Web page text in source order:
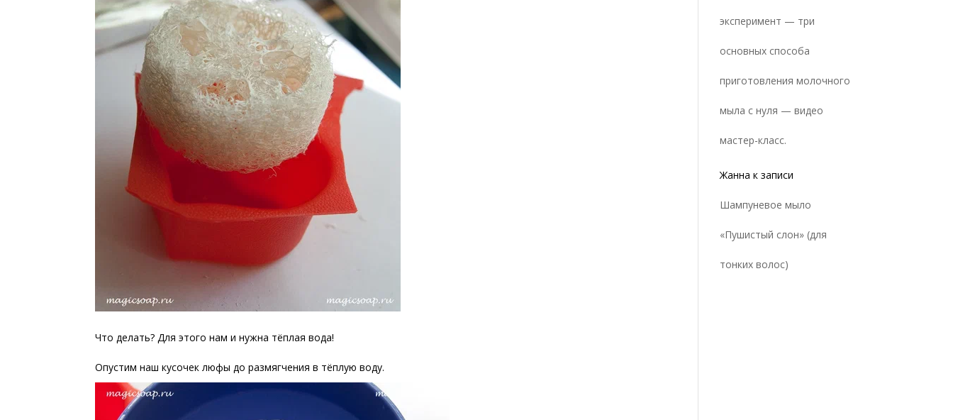
Что делать? Для этого нам и нужна тёплая вода!
Опустим наш кусочек люфы до размягчения в тёплую воду.
эксперимент — три
основных способа
приготовления молочного
мыла с нуля — видео
мастер-класс.
Жанна к записи
Шампуневое мыло
«Пушистый слон» (для
тонких волос)